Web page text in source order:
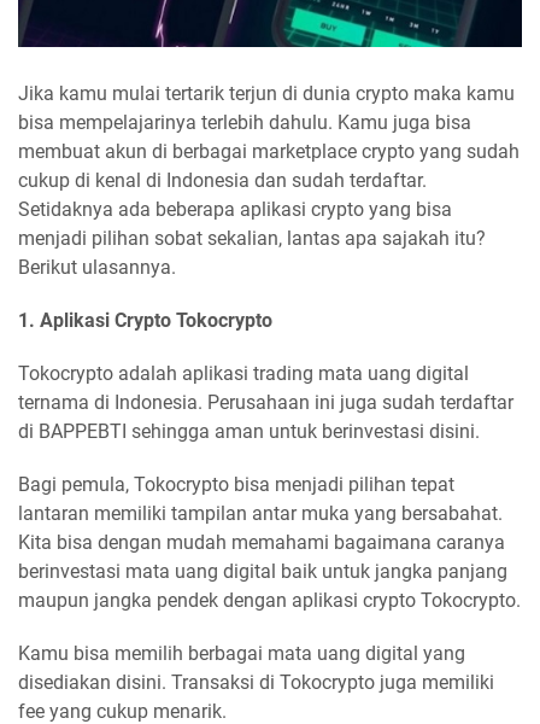
Jika kamu mulai tertarik terjun di dunia crypto maka kamu
bisa mempelajarinya terlebih dahulu. Kamu juga bisa
membuat akun di berbagai marketplace crypto yang sudah
cukup di kenal di Indonesia dan sudah terdaftar.
Setidaknya ada beberapa aplikasi crypto yang bisa
menjadi pilihan sobat sekalian, lantas apa sajakah itu?
Berikut ulasannya.
1. Aplikasi Crypto Tokocrypto
Tokocrypto adalah aplikasi trading mata uang digital
ternama di Indonesia. Perusahaan ini juga sudah terdaftar
di BAPPEBTI sehingga aman untuk berinvestasi disini.
Bagi pemula, Tokocrypto bisa menjadi pilihan tepat
lantaran memiliki tampilan antar muka yang bersabahat.
Kita bisa dengan mudah memahami bagaimana caranya
berinvestasi mata uang digital baik untuk jangka panjang
maupun jangka pendek dengan aplikasi crypto Tokocrypto.
Kamu bisa memilih berbagai mata uang digital yang
disediakan disini. Transaksi di Tokocrypto juga memiliki
fee yang cukup menarik.